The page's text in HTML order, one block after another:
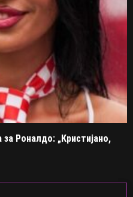
Роналдо: „Кристијано,